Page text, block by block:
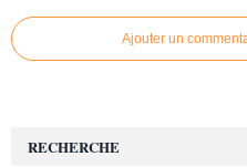
Ajouter un
RECHERCHE